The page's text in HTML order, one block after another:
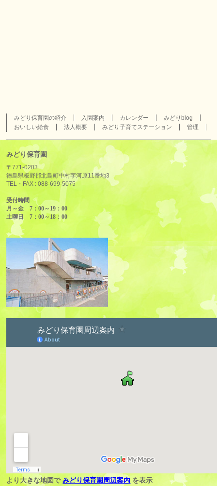
みどり保育園の紹介 入園案内 カレンダー
みどりblog
おいしい給食
法人概要 みどり子育てステーション 管理
みどり保育園
〒771-0203
徳島県板野郡北島町中村字河原11番地3
TEL・FAX :088-699-5075
受付時間
月～金 7：00～19：00
土曜日 7：00～18：00
より大きな地図でみどり保育園周辺案内 を表示